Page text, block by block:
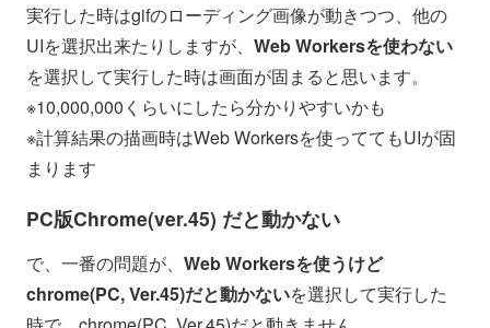
実行した時はgifのローディング画像が動きつつ、他の
UIを選択出来たりしますが、 Web Workersを使わない
を選択して実行した時は画面が固まると思います。
※10,000,000くらいにしたら分かりやすいかも
※計算結果の描画時はWeb Workersを使っててもUIが固
まります
PC版Chrome(ver.45) だと動かない
で、一番の問題が、 Web Workersを使うけど
chrome(PC, Ver.45)だと動かないを選択して実行した